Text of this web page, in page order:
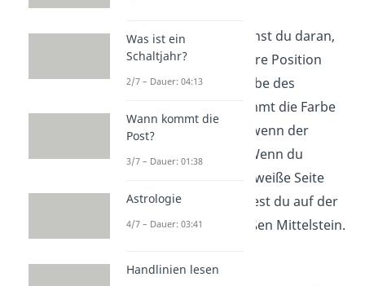
Mittelsteine erkennst du daran,
dass sie niemals ihre Position
verändern. Die Farbe des
Mittelsteins bestimmt die Farbe
der ganzen Seite, wenn der
Würfel gelöst ist. Wenn du
beispielsweise die weiße Seite
lösen willst, arbeitest du auf der
Seite mit dem weißen Mittelstein.
Kantensteine
Was ist ein
Schaltjahr?
2/7 – Dauer: 04:13
Wann kommt die
Post?
3/7 – Dauer: 01:38
Astrologie
4/7 – Dauer: 03:41
Handlinien lesen